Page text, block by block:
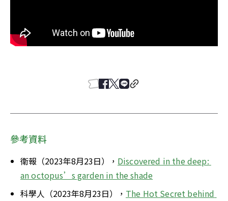
參考資料
衛報（2023年8月23日）， Discovered in the deep:
an octopus’s garden in the shade
科學人（2023年8月23日）， The Hot Secret behind